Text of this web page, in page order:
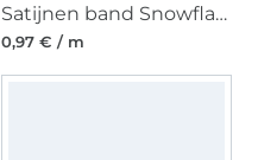
Satijnen band Snowflakes 25 mm, rood
0,97 € / m